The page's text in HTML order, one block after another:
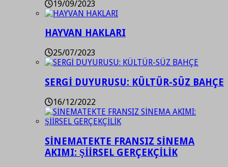
19/09/2023
HAYVAN HAKLARI
25/07/2023
SERGİ DUYURUSU: KÜLTÜR-SÜZ BAHÇE
16/12/2022
SİNEMATEKTE FRANSIZ SİNEMA
AKIMI: ŞİİRSEL GERÇEKÇİLİK